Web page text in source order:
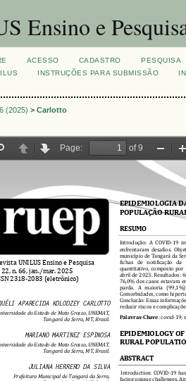
Ensino e
ACESSO CADASTRO
PESQUISA
INSTRUÇÕES PARA SUBMISSÃO
(2025) > Carlotto